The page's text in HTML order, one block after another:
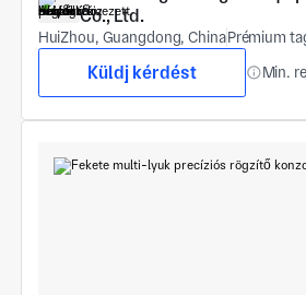
Co., Ltd.
HuiZhou, Guangdong, ChinaPrémium
Küldj kérdést Min.